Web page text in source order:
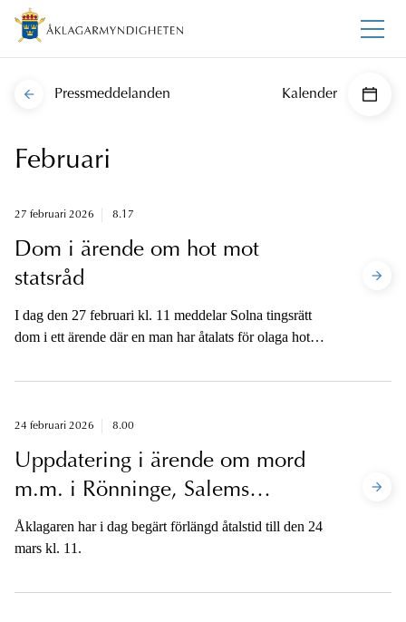
Pressmeddelanden Kalender
Februari
27 februari 2026 8.17
Dom i ärende om hot mot
statsråd
I dag den 27 februari kl. 11 meddelar Solna tingsrätt
dom i ett ärende där en man har åtalats för olaga hot
24 februari 2026 8.00
Uppdatering i ärende om mord
m.m. i Rönninge, Salems
kommun
Åklagaren har i dag begärt förlängd åtalstid till den 24
mars kl. 11.